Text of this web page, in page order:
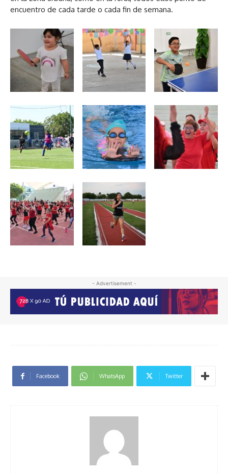
encuentro de cada tarde o cada fin de semana.
- Advertisement -
Facebook WhatsApp Twitter